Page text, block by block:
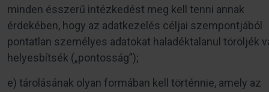
minden ésszerű intézkedést meg kell tenni annak
érdekében, hogy az adatkezelés céljai szempontjából
pontatlan személyes adatokat haladéktalanul töröljék
helyesbítsék („pontosság”);
e) tárolásának olyan formában kell történnie, amely az